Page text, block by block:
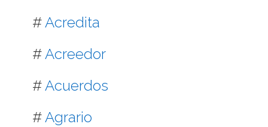
# Acredita
#Acreedor
#Acuerdos
#Agrario